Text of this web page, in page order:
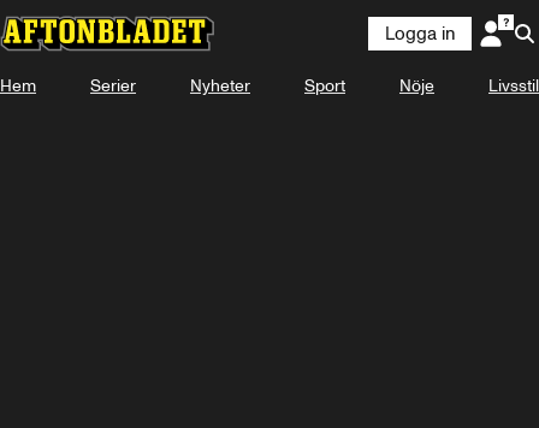
Laddar ...
Logga in
Hem Serier Nyheter Sport Nöje Livsstil